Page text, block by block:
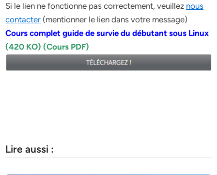
Si le lien ne fonctionne pas correctement, veuillez nous
contacter (mentionner le lien dans votre message)
Cours complet guide de survie du débutant sous Linux
(420 KO) (Cours PDF)
Lire aussi :